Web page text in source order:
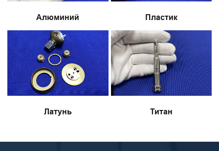
Алюминий Пластик
Латунь Титан